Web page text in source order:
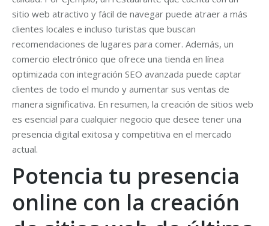
sitio web atractivo y fácil de navegar puede atraer a más
clientes locales e incluso turistas que buscan
recomendaciones de lugares para comer. Además, un
comercio electrónico que ofrece una tienda en línea
optimizada con integración SEO avanzada puede captar
clientes de todo el mundo y aumentar sus ventas de
manera significativa. En resumen, la creación de sitios web
es esencial para cualquier negocio que desee tener una
presencia digital exitosa y competitiva en el mercado
actual.
Potencia tu presencia
online con la creación